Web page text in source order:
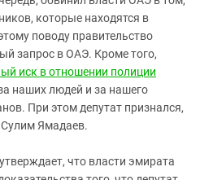
которые находятся в
поводу правительство
запрос в ОАЭ. Кроме того,
иск в отношении полиции
наших людей и за нашего
При этом депутат признался,
Сулим Ямадаев.
что власти эмирата